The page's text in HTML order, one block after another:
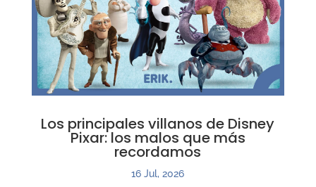
Los principales villanos de Disney
Pixar: los malos que más
recordamos
16 Jul, 2026